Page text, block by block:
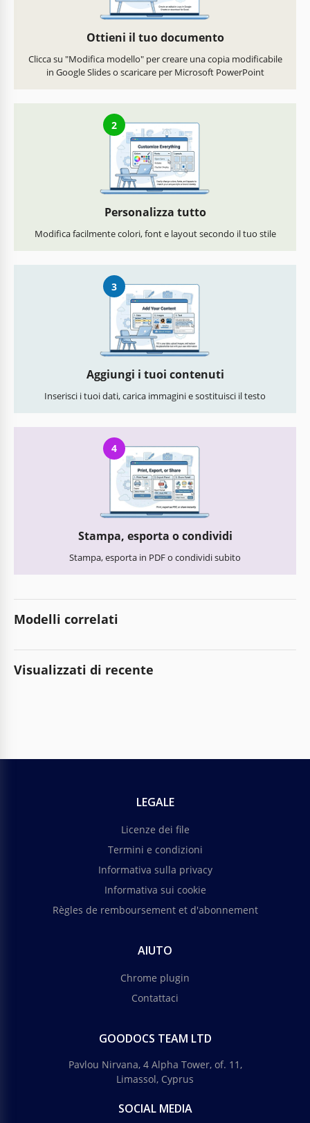
Ottieni il tuo documento
Clicca su "Modifica modello" per creare una copia modificabile
in Google Slides o scaricare per Microsoft PowerPoint
2
Personalizza tutto
Modifica facilmente colori, font e layout secondo il tuo stile
3
Aggiungi i tuoi contenuti
Inserisci i tuoi dati, carica immagini e sostituisci il testo
4
Stampa, esporta o condividi
Stampa, esporta in PDF o condividi subito
Modelli correlati
Visualizzati di recente
LEGALE
Licenze dei file
Termini e condizioni
Informativa sulla privacy
Informativa sui cookie
Règles de remboursement et d'abonnement
AIUTO
Chrome plugin
Contattaci
GOODOCS TEAM LTD
Pavlou Nirvana, 4 Alpha Tower, of. 11,
Limassol, Cyprus
SOCIAL MEDIA